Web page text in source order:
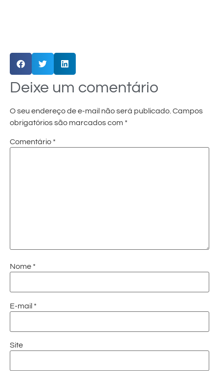
Deixe um comentário
O seu endereço de e-mail não será publicado. Campos
obrigatórios são marcados com *
Comentário *
Nome *
E-mail *
Site